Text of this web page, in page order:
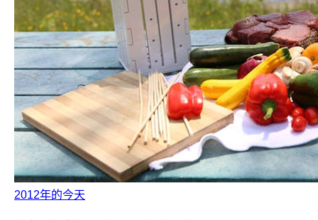
2012年的今天